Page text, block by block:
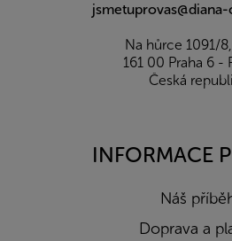
Na hůrce 1091/
161 00 Praha 6 -
Česká
INFORMACE
Náš
Doprava a